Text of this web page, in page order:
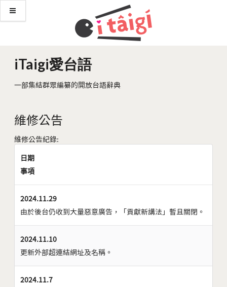
iTaigi愛台語
一部集結群眾編纂的開放台語辭典
維修公告
維修公告紀錄:
日期
事項
2024.11.29
由於後台仍收到大量惡意廣告，「貢獻新講法」暫且關閉。
2024.11.10
更新外部超連結網址及名稱。
2024.11.7